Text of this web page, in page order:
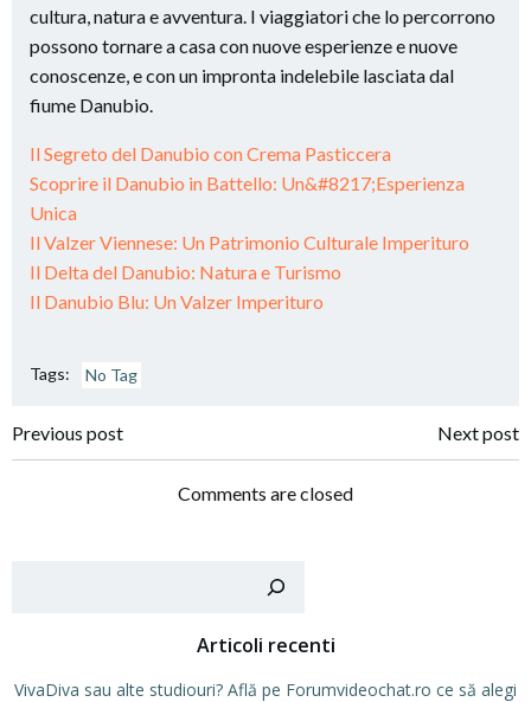
cultura, natura e avventura. I viaggiatori che lo percorrono
possono tornare a casa con nuove esperienze e nuove
conoscenze, e con un impronta indelebile lasciata dal
fiume Danubio.
Il Segreto del Danubio con Crema Pasticcera
Scoprire il Danubio in Battello: Un&#8217;Esperienza
Unica
Il Valzer Viennese: Un Patrimonio Culturale Imperituro
Il Delta del Danubio: Natura e Turismo
Il Danubio Blu: Un Valzer Imperituro
Tags: No Tag
Post
navigation
Previous post
navigation
Next post
Comments are closed
Articoli recenti
VivaDiva sau alte studiouri? Află pe Forumvideochat.ro ce să alegi